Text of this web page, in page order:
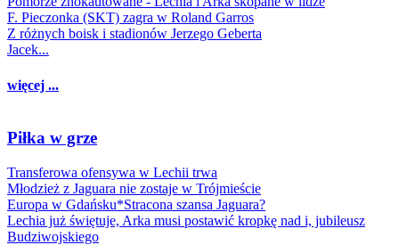
F. Pieczonka (SKT) zagra w Roland Garros
Z różnych boisk i stadionów Jerzego Geberta
Jacek...
więcej ...
Piłka w grze
Transferowa ofensywa w Lechii trwa
Młodzież z Jaguara nie zostaje w Trójmieście
Europa w Gdańsku*Stracona szansa Jaguara?
Lechia już świętuje, Arka musi postawić kropkę nad i, jubileusz
Budziwojskiego